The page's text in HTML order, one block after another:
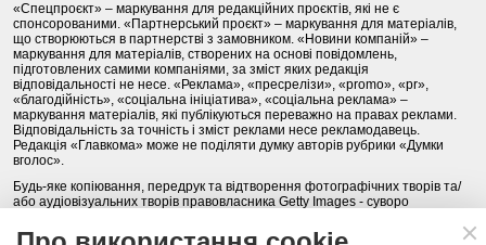
«Спецпроєкт» – маркування для редакційних проєктів, які не є
спонсорованими. «Партнерський проєкт» – маркування для матеріалів,
що створюються в партнерстві з замовником. «Новини компаній» –
маркування для матеріалів, створених на основі повідомлень,
підготовлених самими компаніями, за зміст яких редакція
відповідальності не несе. «Реклама», «пресрелізи», «promo», «pr»,
«благодійність», «соціальна ініціатива», «соціальна реклама» –
маркування матеріалів, які публікуються переважно на правах реклами.
Відповідальність за точність і зміст реклами несе рекламодавець.
Редакція «Главкома» може не поділяти думку авторів рубрики «Думки
вголос».
Будь-яке копіювання, передрук та відтворення фотографічних творів та/
або аудіовізуальних творів правовласника Getty Images - суворо